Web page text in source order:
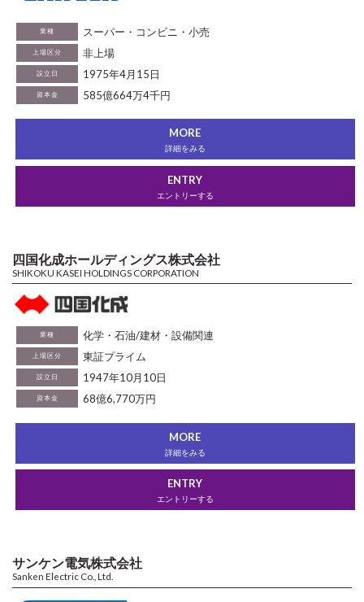
業種 スーパー・コンビニ・小売
上場区分 非上場
設立日 1975年4月15日
資本金 585億664万4千円
MORE
詳細をみる
ENTRY
エントリーする
四国化成ホールディングス株式会社
SHIKOKU KASEI HOLDINGS CORPORATION
業種 化学・石油/建材・設備関連
上場区分 東証プライム
設立日 1947年10月10日
資本金 68億6,770万円
MORE
詳細をみる
ENTRY
エントリーする
サンケン電気株式会社
Sanken Electric Co., Ltd.